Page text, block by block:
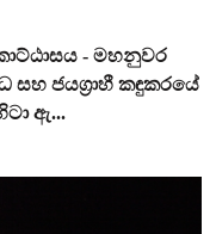
- මහනුවර
සහ ජයග්‍රාහී කඳුකරයේ
ඇ...